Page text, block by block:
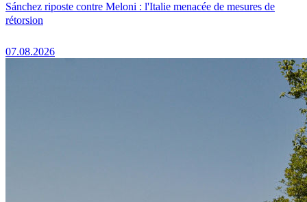
Sánchez riposte contre Meloni : l'Italie menacée de mesures de
rétorsion
07.08.2026